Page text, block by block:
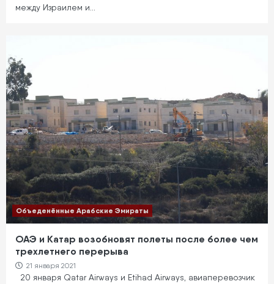
между Израилем и…
Объеденённые Арабские Эмираты
ОАЭ и Катар возобновят полеты после более чем
трехлетнего перерыва
21 января 2021
20 января Qatar Airways и Etihad Airways, авиаперевозчик